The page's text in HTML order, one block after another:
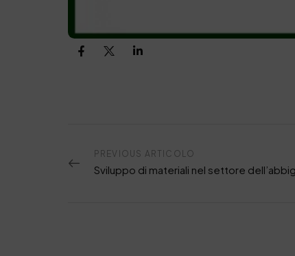
PREVIOUS ARTICOLO